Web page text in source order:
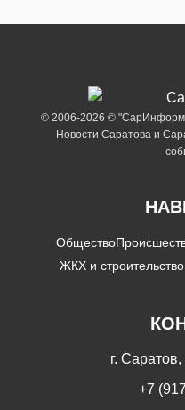
© 2006-2026 ©
Новости Саратова и
Общество
ЖКХ и строительство
г. Саратов,
+7